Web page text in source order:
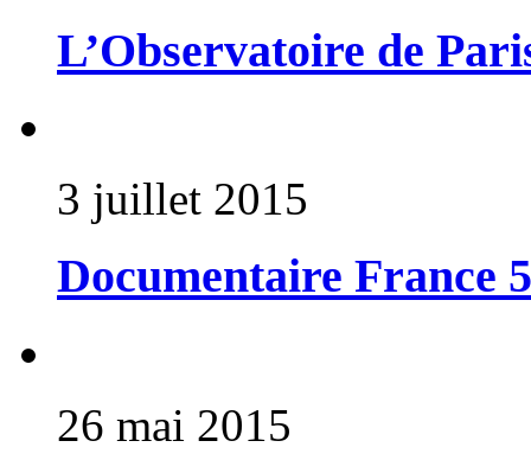
L’Observatoire de
3 juillet 2015
Documentaire France
26 mai 2015